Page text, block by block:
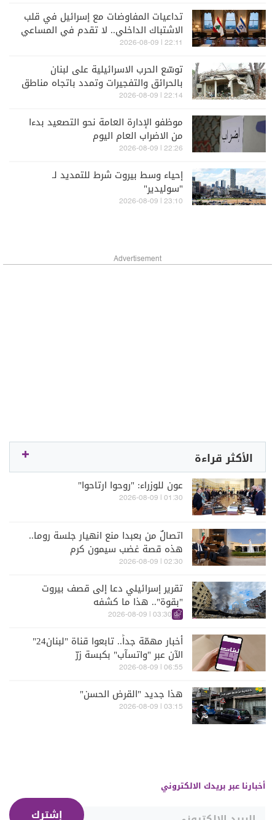
تداعيات المفاوضات مع إسرائيل في قلب
الاشتباك الداخلي.. لا تقدم في المساعي
بين عون و"حزب الله"
22:11 | 2026-08-09
توسّع الحرب الاسرائيلية على لبنان
بالحرائق والتفجيرات وتمدد باتجاه مناطق
أعمق في الجنوب
22:14 | 2026-08-09
موظفو الإدارة العامة نحو التصعيد بدءا
من الاضراب العام اليوم
22:26 | 2026-08-09
إحياء وسط بيروت شرط للتمديد لـ
"سوليدير"
23:10 | 2026-08-09
Advertisement
الأكثر قراءة
عون للوزراء: "روحوا ارتاحوا"
01:30 | 2026-08-09
اتصالٌ من بعبدا منع انهيار جلسة روما..
هذه قصة غضب سيمون كرم
02:30 | 2026-08-09
تقرير إسرائيلي دعا إلى قصف بيروت
"بقوة".. هذا ما كشفه
03:30 | 2026-08-09
أخبار مهمّة جداً.. تابعوا قناة "لبنان24"
الآن عبر "واتسآب" بكبسة زرّ
06:55 | 2026-08-09
هذا جديد "القرض الحسن"
03:15 | 2026-08-09
أخبارنا عبر بريدك الالكتروني
إشترك